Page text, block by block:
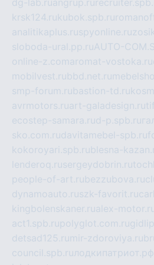
krsk124.rukubok.spb.ru
analitikaplus.ruspyonline.ru
sloboda-ural.pp.ruAUTO-
online-z.comaromat-vostoka.ru
mobilvest.rubbd.net.ru
smp-forum.rubastion-td.ru
avrmotors.ruart-galadesign.ru
ecostep-samara.rud-p.spb.ru
sko.com.rudavitamebel-spb.ru
kokoroyari.spb.rublesna-
lenderoq.rusergeydobrin.ru
people-of-art.rubezzubova.ru
dynamoauto.ruszk-favorit.ru
kingbolenskaner.rualex-
act1.spb.rupolyglot.com.ru
detsad125.ru mir-zdoroviya.ru
council.spb.ruлодкипатриот.рф